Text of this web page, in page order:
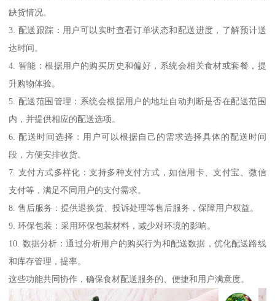
缺货情况。
3. 配送跟踪：用户可以实时查看订单状态和配送进度，了解预计送
达时间。
4. 智能：根据用户的购买历史和偏好，系统会相关食材或套餐，提
升购物体验。
5. 配送范围管理：系统会根据用户的地址自动判断是否在配送范围
内，并提供相应的配送选项。
6. 配送时间选择：用户可以根据自己的需求选择具体的配送时间
段，方便安排收货。
7. 支付方式多样化：支持多种支付方式，如信用卡、支付宝、微信
支付等，满足不同用户的支付需求。
8. 售后服务：提供退换货、投诉处理等售后服务，保障用户权益。
9. 环保包装：采用环保包装材料，减少对环境的影响。
10. 数据分析：通过分析用户的购买行为和配送数据，优化配送路线
和库存管理，提率。
这些功能共同协作，确保食材配送服务的、便捷和用户满意度。